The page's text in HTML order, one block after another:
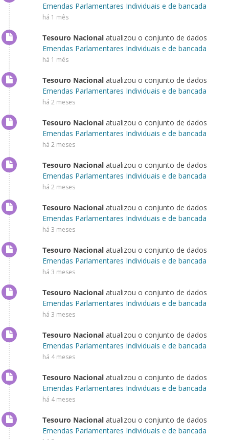
Emendas Parlamentares Individuais e de bancada
há 1 mês
Tesouro Nacional atualizou o conjunto de dados
Emendas Parlamentares Individuais e de bancada
há 1 mês
Tesouro Nacional atualizou o conjunto de dados
Emendas Parlamentares Individuais e de bancada
há 2 meses
Tesouro Nacional atualizou o conjunto de dados
Emendas Parlamentares Individuais e de bancada
há 2 meses
Tesouro Nacional atualizou o conjunto de dados
Emendas Parlamentares Individuais e de bancada
há 2 meses
Tesouro Nacional atualizou o conjunto de dados
Emendas Parlamentares Individuais e de bancada
há 3 meses
Tesouro Nacional atualizou o conjunto de dados
Emendas Parlamentares Individuais e de bancada
há 3 meses
Tesouro Nacional atualizou o conjunto de dados
Emendas Parlamentares Individuais e de bancada
há 3 meses
Tesouro Nacional atualizou o conjunto de dados
Emendas Parlamentares Individuais e de bancada
há 4 meses
Tesouro Nacional atualizou o conjunto de dados
Emendas Parlamentares Individuais e de bancada
há 4 meses
Tesouro Nacional atualizou o conjunto de dados
Emendas Parlamentares Individuais e de bancada